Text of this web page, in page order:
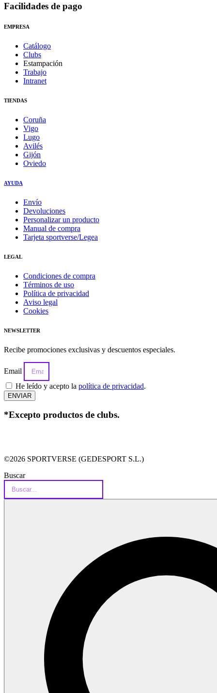
Facilidades de pago
EMPRESA
Catálogo
Clubs
Estampación
Trabajo
Intranet
TIENDAS
Coruña
Vigo
Lugo
Avilés
Gijón
Oviedo
AYUDA
Envío
Devoluciones
Personalizar un producto
Manual de compra
Tarjeta sportverse/Legea
LEGAL
Condiciones de compra
Términos de uso
Política de privacidad
Aviso legal
Cookies
NEWSLETTER
Recibe promociones exclusivas y descuentos especiales.
Email
He leído y acepto la política de privacidad.
ENVIAR
*Excepto productos de clubs.
©2026 SPORTVERSE (GEDESPORT S.L.)
Buscar